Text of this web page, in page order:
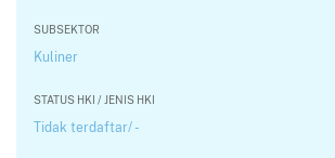
SUBSEKTOR
Kuliner
STATUS HKI / JENIS HKI
Tidak terdaftar/ -